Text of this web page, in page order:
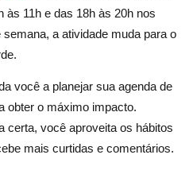
às 11h e das 18h às 20h nos
a atividade muda para o
você a planejar sua agenda de
obter o máximo impacto.
certa, você aproveita os hábitos
mais curtidas e comentários.